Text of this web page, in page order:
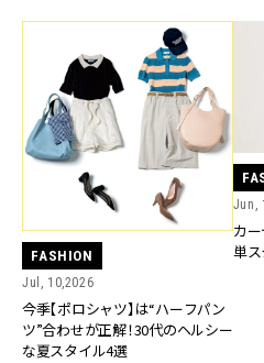
FASHION
Jul, 10,2026
今季【ポロシャツ】は“ハーフパン
ツ”合わせが正解！30代のヘルシー
な夏スタイル4選
Jun,
カー
単